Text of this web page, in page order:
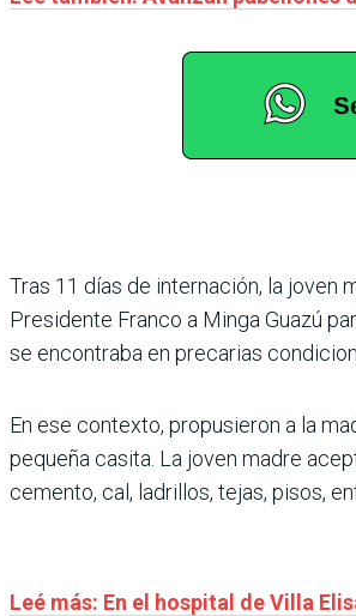
Tras 11 días de internación, la joven
Presidente Franco a Minga Guazú
se encontraba en precarias
En ese contexto, propusieron a la
pequeña casita. La joven madre
cemento, cal, ladrillos, tejas, pisos,
Leé más: En el hospital de Villa